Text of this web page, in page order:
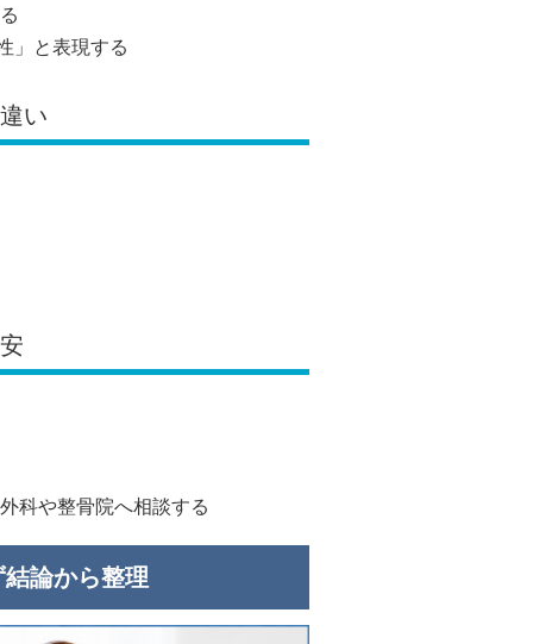
」と表現する
い
科や整骨院へ相談する
論から整理